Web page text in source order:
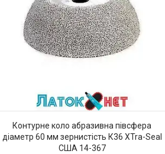
Контурне коло абразивна півсфера
діаметр 60 мм зернистість К36 XTra-Seal
США 14-367